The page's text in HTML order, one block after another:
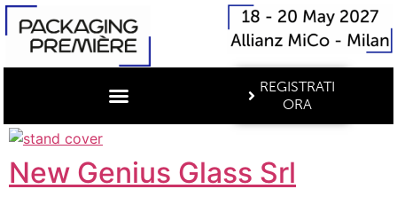
REGISTRATI
ORA
New Genius Glass Srl